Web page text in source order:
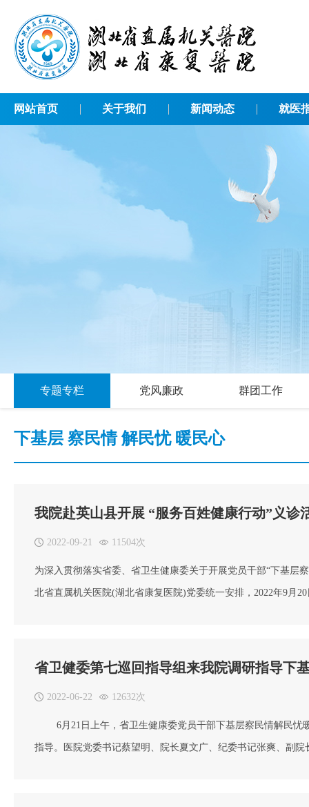
网站首页 关于我们 新闻动态 就医
专题专栏 党风廉政 群团工作
下基层 察民情 解民忧 暖民心
我院赴英山县开展 “服务百姓健康行动”义诊
2022-09-21 11504次
为深入贯彻落实省委、省卫生健康委关于开展党员干部“下基层
北省直属机关医院(湖北省康复医院)党委统一安排，2022年9月
痛。义诊结束后，专家开展了医疗专技交流和
省卫健委第七巡回指导组来我院调研指导下
2022-06-22 12632次
6月21日上午，省卫生健康委党员干部下基层察民情解民忧
指导。医院党委书记蔡望明、院长夏文广、纪委书记张爽、副